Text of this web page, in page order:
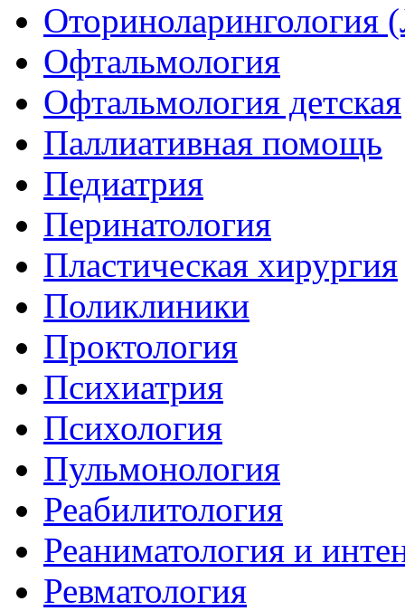
Оториноларингология
Офтальмология
Офтальмология детская
Паллиативная помощь
Педиатрия
Перинатология
Пластическая хирургия
Поликлиники
Проктология
Психиатрия
Психология
Пульмонология
Реабилитология
Реаниматология и
Ревматология